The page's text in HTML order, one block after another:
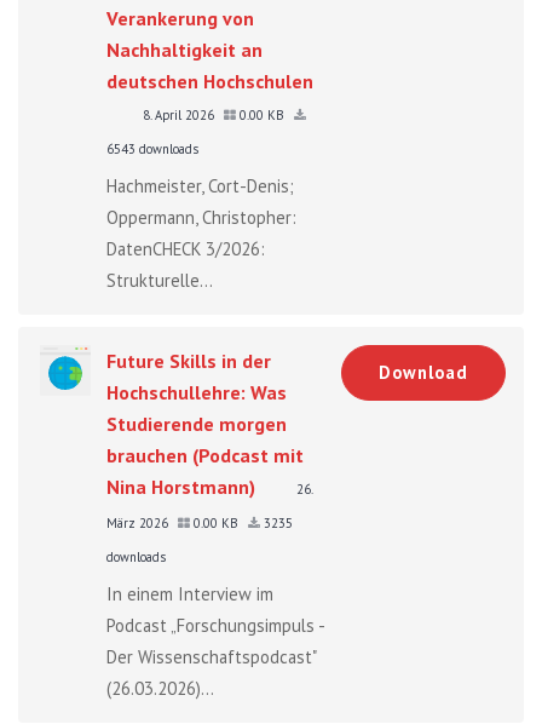
Verankerung von
Nachhaltigkeit an
deutschen Hochschulen
8. April 2026
0.00 KB
6543 downloads
Hachmeister, Cort-Denis;
Oppermann, Christopher:
DatenCHECK 3/2026:
Strukturelle...
Future Skills in der
Hochschullehre: Was
Studierende morgen
brauchen (Podcast mit
Nina Horstmann)
26.
März 2026
0.00 KB
3235
downloads
In einem Interview im
Podcast „Forschungsimpuls -
Der Wissenschaftspodcast"
(26.03.2026)...
Download